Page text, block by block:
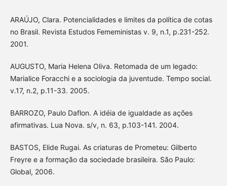
ARAÚJO, Clara. Potencialidades e limites da política de cotas
no Brasil. Revista Estudos Femeministas v. 9, n.1, p.231-252.
2001.
AUGUSTO, Maria Helena Oliva. Retomada de um legado:
Marialice Foracchi e a sociologia da juventude. Tempo social.
v.17, n.2, p.11-33. 2005.
BARROZO, Paulo Daflon. A idéia de igualdade as ações
afirmativas. Lua Nova. s/v, n. 63, p.103-141. 2004.
BASTOS, Elide Rugai. As criaturas de Prometeu: Gilberto
Freyre e a formação da sociedade brasileira. São Paulo:
Global, 2006.